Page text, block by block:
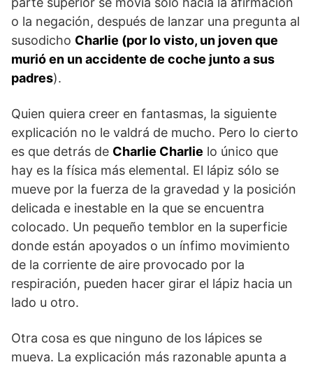
o la negación, después de lanzar una pregunta al
susodicho Charlie (por lo visto, un joven que
murió en un accidente de coche junto a sus
padres).
Quien quiera creer en fantasmas, la siguiente
explicación no le valdrá de mucho. Pero lo cierto
es que detrás de Charlie Charlie lo único que
hay es la física más elemental. El lápiz sólo se
mueve por la fuerza de la gravedad y la posición
delicada e inestable en la que se encuentra
colocado. Un pequeño temblor en la superficie
donde están apoyados o un ínfimo movimiento
de la corriente de aire provocado por la
respiración, pueden hacer girar el lápiz hacia un
lado u otro.
Otra cosa es que ninguno de los lápices se
mueva. La explicación más razonable apunta a